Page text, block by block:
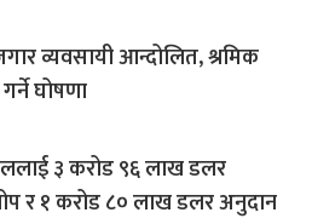
व्यवसायी आन्दोलित, श्रमिक
घोषणा
३ करोड ९६ लाख डलर
र १ करोड ८० लाख डलर अनुदान